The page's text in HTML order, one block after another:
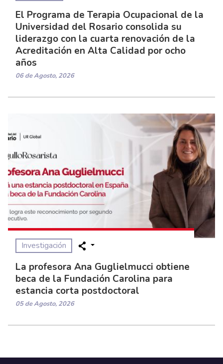
El Programa de Terapia Ocupacional de la
Universidad del Rosario consolida su
liderazgo con la cuarta renovación de la
Acreditación en Alta Calidad por ocho
años
06 de Agosto, 2026
Investigación
La profesora Ana Guglielmucci obtiene
beca de la Fundación Carolina para
estancia corta postdoctoral
05 de Agosto, 2026